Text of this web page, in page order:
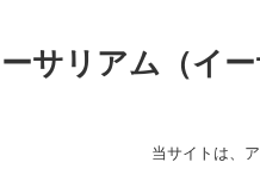
サリアム（イ
当サイトは、